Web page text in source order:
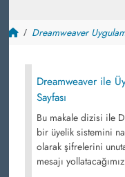
Dreamweaver
Dreamweaver ile
Sayfası
Bu makale dizisi ile
bir üyelik sistemini
olarak şifrelerini
mesajı